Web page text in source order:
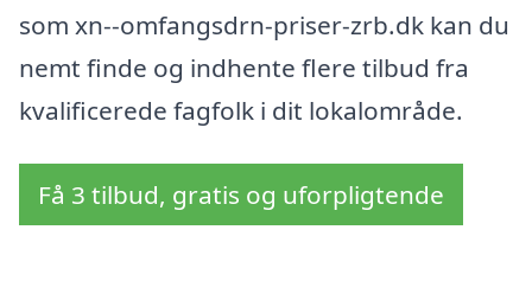
som xn--omfangsdrn-priser-zrb.dk kan du
nemt finde og indhente flere tilbud fra
kvalificerede fagfolk i dit lokalområde.
Få 3 tilbud, gratis og uforpligtende